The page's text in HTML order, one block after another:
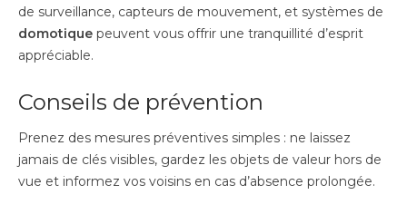
de surveillance, capteurs de mouvement, et systèmes de
domotique peuvent vous offrir une tranquillité d’esprit
appréciable.
Conseils de prévention
Prenez des mesures préventives simples : ne laissez
jamais de clés visibles, gardez les objets de valeur hors de
vue et informez vos voisins en cas d’absence prolongée.